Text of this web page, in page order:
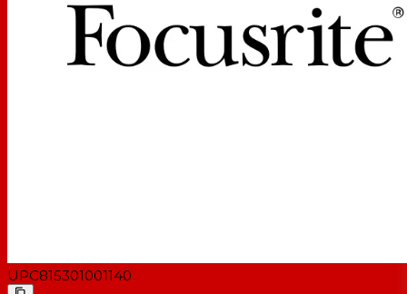
Impédance variable du microphone avec quatre
réglages de 600, 1,4k, 24k et 6,8kΩ
Indicateur d'entrée à six LED par canal
UPC815301001140